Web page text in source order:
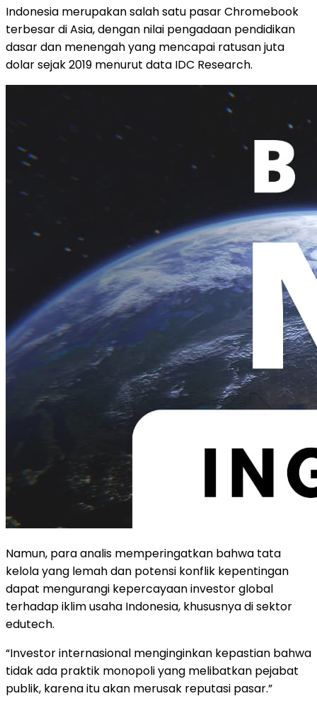
Indonesia merupakan salah satu pasar Chromebook
terbesar di Asia, dengan nilai pengadaan pendidikan
dasar dan menengah yang mencapai ratusan juta
dolar sejak 2019 menurut data IDC Research.
Namun, para analis memperingatkan bahwa tata
kelola yang lemah dan potensi konflik kepentingan
dapat mengurangi kepercayaan investor global
terhadap iklim usaha Indonesia, khususnya di sektor
edutech.
“Investor internasional menginginkan kepastian bahwa
tidak ada praktik monopoli yang melibatkan pejabat
publik, karena itu akan merusak reputasi pasar.”